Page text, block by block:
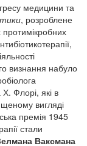
медицини та
, розроблене
визнання набуло
Флорі, які в
вигляді
премія 1945
стали
Ваксмана